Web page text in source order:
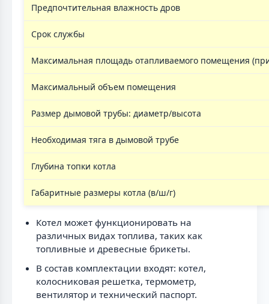
Предпочтительная влажность дров
Срок службы
Максимальная площадь отапливаемого помещения
Максимальный объем помещения
Размер дымовой трубы: диаметр/высота
Необходимая тяга в дымовой трубе
Глубина топки котла
Габаритные размеры котла (в/ш/г)
Котел может функционировать на
различных видах топлива, таких как
топливные и древесные брикеты.
В состав комплектации входят: котел,
колосниковая решетка, термометр,
вентилятор и технический паспорт.